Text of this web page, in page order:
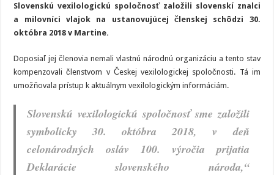
založili
v
Martine
Slovenskú
Slovenskú vexilologickú spoločnosť založili slovenskí znalci
a milovníci vlajok na ustanovujúcej členskej schôdzi 30.
októbra 2018 v Martine.
Doposiaľ jej členovia nemali vlastnú národnú organizáciu a tento stav
kompenzovali členstvom v Českej vexilologickej spoločnosti. Tá im
umožňovala prístup k aktuálnym vexilologickým informáciám.
Slovenskú vexilologickú spoločnosť sme založili
symbolicky 30. októbra 2018, v deň
celonárodných osláv 100. výročia prijatia
Deklarácie slovenského národa,“